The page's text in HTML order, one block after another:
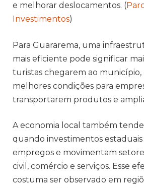
e melhorar deslocamentos. (
Investimentos)
Para Guararema, uma
mais eficiente pode significar
turistas chegarem ao município,
melhores condições para
transportarem produtos e
A economia local também
quando investimentos
empregos e movimentam
civil, comércio e serviços. Esse
costuma ser observado em